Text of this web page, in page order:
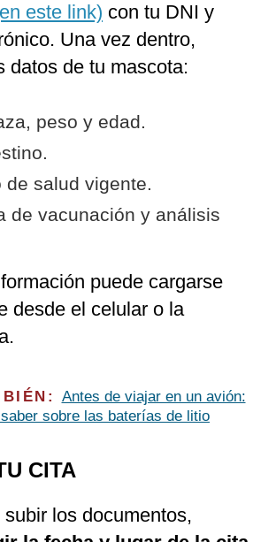
este link) con tu DNI y
Una vez dentro,
datos de tu mascota:
peso y edad.
de salud vigente.
de vacunación y análisis
puede cargarse
desde el celular o la
Antes de viajar en un avión:
sobre las baterías de litio
CITA
los documentos,